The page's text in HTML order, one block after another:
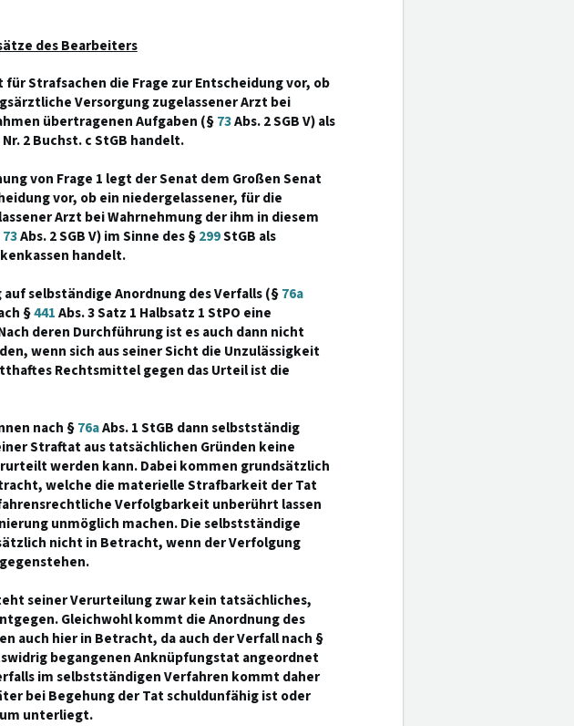
des Bearbeiters
Strafsachen die Frage zur Entscheidung vor, ob
Versorgung zugelassener Arzt bei
übertragenen Aufgaben (§73Abs. 2 SGB V) als
Nr. 2 Buchst. c StGB handelt.
von Frage 1 legt der Senat dem Großen Senat
vor, ob ein niedergelassener, für die
Arzt bei Wahrnehmung der ihm in diesem
73Abs. 2 SGB V) im Sinne des §299StGB als
handelt.
selbständige Anordnung des Verfalls (§76a
§441Abs. 3 Satz 1 Halbsatz 1 StPO eine
deren Durchführung ist es auch dann nicht
wenn sich aus seiner Sicht die Unzulässigkeit
Rechtsmittel gegen das Urteil ist die
nach §76aAbs. 1 StGB dann selbstständig
Straftat aus tatsächlichen Gründen keine
werden kann. Dabei kommen grundsätzlich
welche die materielle Strafbarkeit der Tat
Verfolgbarkeit unberührt lassen
unmöglich machen. Die selbstständige
nicht in Betracht, wenn der Verfolgung
seiner Verurteilung zwar kein tatsächliches,
Gleichwohl kommt die Anordnung des
auch hier in Betracht, da auch der Verfall nach §
begangenen Anknüpfungstat angeordnet
im selbstständigen Verfahren kommt daher
bei Begehung der Tat schuldunfähig ist oder
unterliegt.